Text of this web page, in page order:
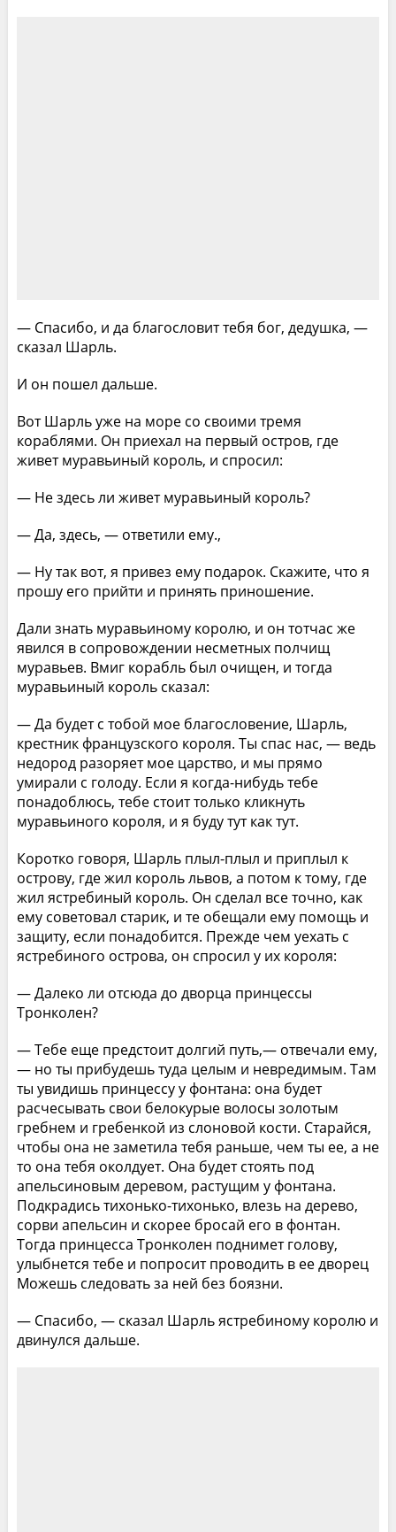
— Спасибо, и да благословит тебя бог, дедушка, —
сказал Шарль.
И он пошел дальше.
Вот Шарль уже на море со своими тремя
кораблями. Он приехал на первый остров, где
живет муравьиный король, и спросил:
— Не здесь ли живет муравьиный король?
— Да, здесь, — ответили ему.,
— Ну так вот, я привез ему подарок. Скажите, что я
прошу его прийти и принять приношение.
Дали знать муравьиному королю, и он тотчас же
явился в сопровождении несметных полчищ
муравьев. Вмиг корабль был очищен, и тогда
муравьиный король сказал:
— Да будет с тобой мое благословение, Шарль,
крестник французского короля. Ты спас нас, — ведь
недород разоряет мое царство, и мы прямо
умирали с голоду. Если я когда-нибудь тебе
понадоблюсь, тебе стоит только кликнуть
муравьиного короля, и я буду тут как тут.
Коротко говоря, Шарль плыл-плыл и приплыл к
острову, где жил король львов, а потом к тому, где
жил ястребиный король. Он сделал все точно, как
ему советовал старик, и те обещали ему помощь и
защиту, если понадобится. Прежде чем уехать с
ястребиного острова, он спросил у их короля:
— Далеко ли отсюда до дворца принцессы
Тронколен?
— Тебе еще предстоит долгий путь,— отвечали ему,
— но ты прибудешь туда целым и невредимым. Там
ты увидишь принцессу у фонтана: она будет
расчесывать свои белокурые волосы золотым
гребнем и гребенкой из слоновой кости. Старайся,
чтобы она не заметила тебя раньше, чем ты ее, а не
то она тебя околдует. Она будет стоять под
апельсиновым деревом, растущим у фонтана.
Подкрадись тихонько-тихонько, влезь на дерево,
сорви апельсин и скорее бросай его в фонтан.
Тогда принцесса Тронколен поднимет голову,
улыбнется тебе и попросит проводить в ее дворец
Можешь следовать за ней без боязни.
— Спасибо, — сказал Шарль ястребиному королю и
двинулся дальше.